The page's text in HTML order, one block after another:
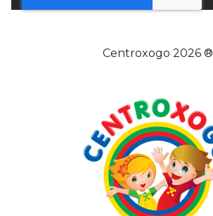
Centroxogo 2026 ®